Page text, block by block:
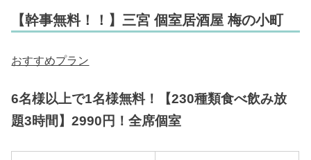
【幹事無料！！】三宮 個室居酒屋 梅の小町
おすすめプラン
6名様以上で1名様無料！【230種類食べ飲み放
題3時間】2990円！全席個室